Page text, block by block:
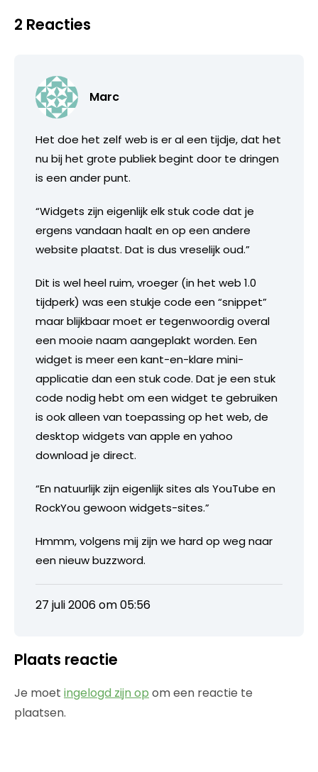
2 Reacties
Marc
Het doe het zelf web is er al een tijdje, dat het
nu bij het grote publiek begint door te dringen
is een ander punt.
“Widgets zijn eigenlijk elk stuk code dat je
ergens vandaan haalt en op een andere
website plaatst. Dat is dus vreselijk oud.”
Dit is wel heel ruim, vroeger (in het web 1.0
tijdperk) was een stukje code een “snippet”
maar blijkbaar moet er tegenwoordig overal
een mooie naam aangeplakt worden. Een
widget is meer een kant-en-klare mini-
applicatie dan een stuk code. Dat je een stuk
code nodig hebt om een widget te gebruiken
is ook alleen van toepassing op het web, de
desktop widgets van apple en yahoo
download je direct.
“En natuurlijk zijn eigenlijk sites als YouTube en
RockYou gewoon widgets-sites.”
Hmmm, volgens mij zijn we hard op weg naar
een nieuw buzzword.
27 juli 2006 om 05:56
Plaats reactie
Je moet ingelogd zijn op om een reactie te
plaatsen.